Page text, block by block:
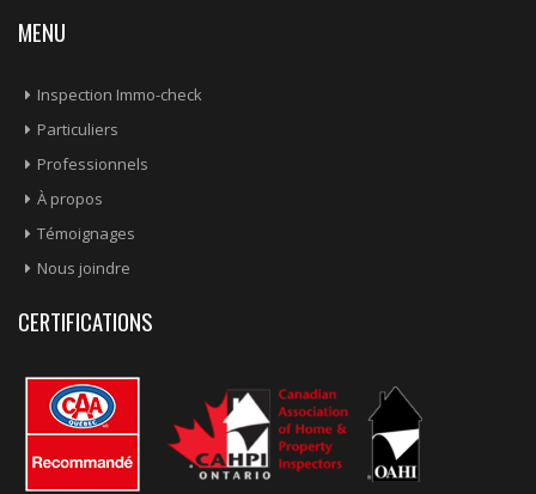
MENU
Inspection Immo-check
Particuliers
Professionnels
À propos
Témoignages
Nous joindre
CERTIFICATIONS